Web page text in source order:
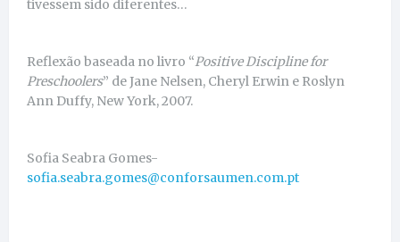
tivessem sido diferentes…
Reflexão baseada no livro “Positive Discipline for
Preschoolers” de Jane Nelsen, Cheryl Erwin e Roslyn
Ann Duffy, New York, 2007.
Sofia Seabra Gomes-
sofia.seabra.gomes@conforsaumen.com.pt